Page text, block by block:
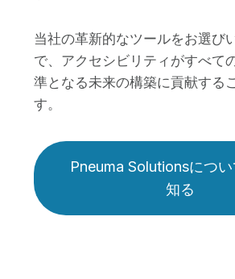
当社の革新的なツールをお選び
で、アクセシビリティがすべて
準となる未来の構築に貢献する
す。
Pneuma Solutionsについ
知る